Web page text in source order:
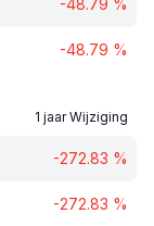
-48.79 %
-48.79 %
1 jaar Wijziging
-272.83 %
-272.83 %